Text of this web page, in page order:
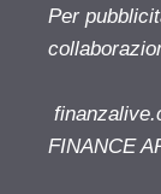
Per
FINANCE